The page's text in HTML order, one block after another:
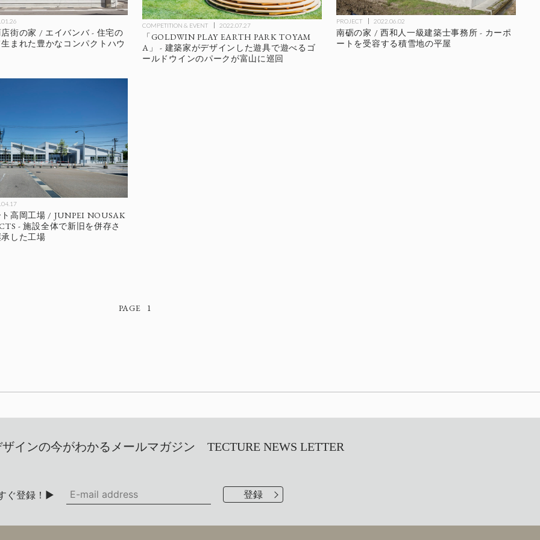
街の家 / エイバンバ - 住宅の
まれた豊かなコンパクトハウ
COMPETITION & EVENT 2022.07.27
「GOLDWIN PLAY EARTH PARK TOYAM
A」 - 建築家がデザインした遊具で遊べるゴ
ールドウインのパークが富山に巡回
PROJECT 2022.06.02
南砺の家 / 西和人一級建築士事務所 - カーポ
ートを受容する積雪地の平屋
高岡工場 / JUNPEI NOUSAK
- 施設全体で新旧を併存さ
した工場
1
インの今がわかるメールマガジン TECTURE NEWS LETTER
ぐ登録！▶